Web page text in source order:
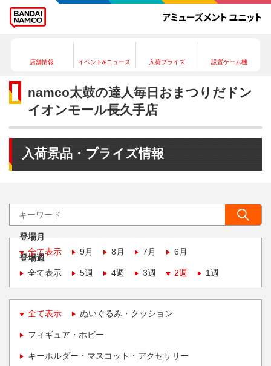
店舗情報 イベント&ニュース 入荷プライズ 設置ゲーム機
namco太鼓の達人毎日おまつりだドン
イオンモール長久手店
入荷景品・プライズ情報
登場月
全て表示
9月 8月 7月 6月
登場週
全て表示
5週 4週 3週 2週 1週
全て表示 ぬいぐるみ・クッション
フィギュア・ホビー
キーホルダー・マスコット・アクセサリー